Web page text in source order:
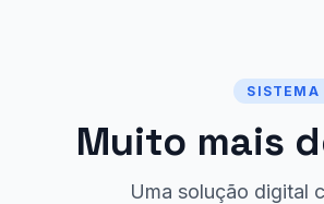
SISTEMA
Muito mais
Uma solução digital